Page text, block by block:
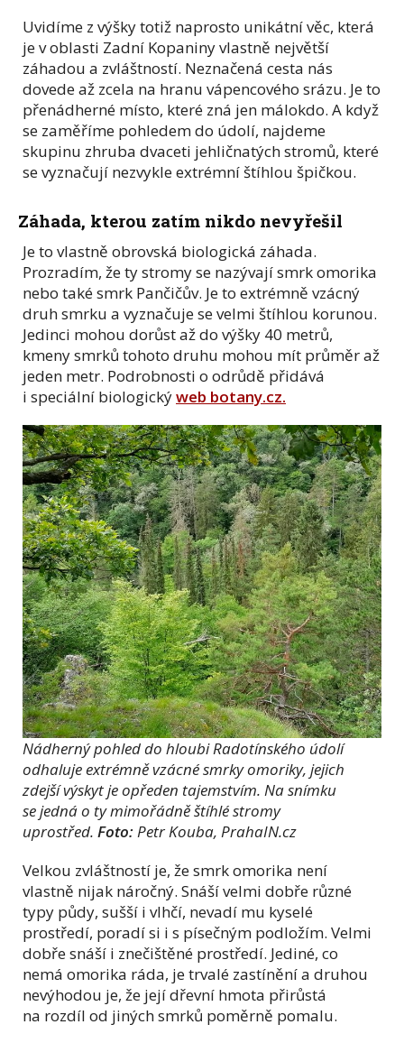
Uvidíme z výšky totiž naprosto unikátní věc, která
je v oblasti Zadní Kopaniny vlastně největší
záhadou a zvláštností. Neznačená cesta nás
dovede až zcela na hranu vápencového srázu. Je to
přenádherné místo, které zná jen málokdo. A když
se zaměříme pohledem do údolí, najdeme
skupinu zhruba dvaceti jehličnatých stromů, které
se vyznačují nezvykle extrémní štíhlou špičkou.
Záhada, kterou zatím nikdo nevyřešil
Je to vlastně obrovská biologická záhada.
Prozradím, že ty stromy se nazývají smrk omorika
nebo také smrk Pančičův. Je to extrémně vzácný
druh smrku a vyznačuje se velmi štíhlou korunou.
Jedinci mohou dorůst až do výšky 40 metrů,
kmeny smrků tohoto druhu mohou mít průměr až
jeden metr. Podrobnosti o odrůdě přidává
i speciální biologickýweb botany.cz.
Nádherný pohled do hloubi Radotínského údolí
odhaluje extrémně vzácné smrky omoriky, jejich
zdejší výskyt je opředen tajemstvím. Na snímku
se jedná o ty mimořádně štíhlé stromy
uprostřed. Foto: Petr Kouba, PrahaIN.cz
Velkou zvláštností je, že smrk omorika není
vlastně nijak náročný. Snáší velmi dobře různé
typy půdy, sušší i vlhčí, nevadí mu kyselé
prostředí, poradí si i s písečným podložím. Velmi
dobře snáší i znečištěné prostředí. Jediné, co
nemá omorika ráda, je trvalé zastínění a druhou
nevýhodou je, že její dřevní hmota přirůstá
na rozdíl od jiných smrků poměrně pomalu.